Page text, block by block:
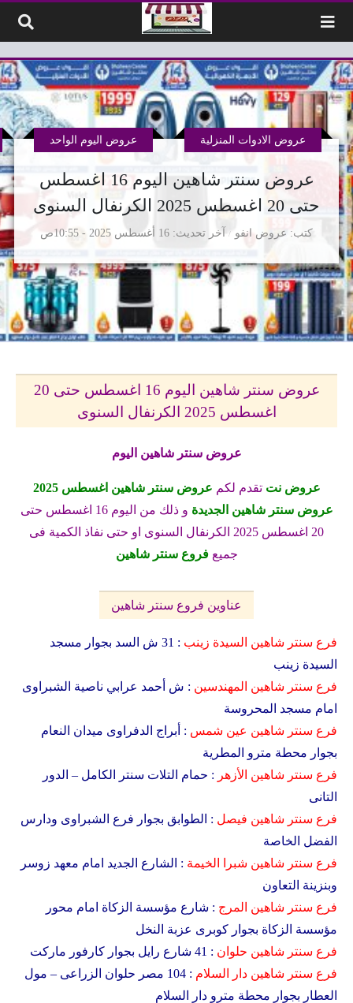
عروض سنتر شاهين اليوم 16 اغسطس
حتى 20 اغسطس 2025 الكرنفال السنوى
كتب عروض انفو
عروض الادوات المنزلية عروض اليوم الواحد
آخر تحديث 16 أغسطس 2025 - 10:55ص
عروض سنتر شاهين اليوم 16 اغسطس حتى 20
اغسطس 2025 الكرنفال السنوى
عروض سنتر شاهين اليوم
عروض نت تقدم لكم عروض سنتر شاهين اغسطس 2025
عروض سنتر شاهين الجديدة
و ذلك من اليوم 16 اغسطس حتى
20 اغسطس 2025 الكرنفال السنوى او حتى نفاذ الكمية فى
جميعفروع سنتر شاهين
عناوين فروع سنتر شاهين
فرع سنتر شاهين السيدة زينب
: 31 ش السد بجوار مسجد
السيدة زينب
فرع سنتر شاهين المهندسين : ش أحمد عرابي ناصية الشبراوى
امام مسجد المحروسة
فرع سنتر شاهين عين شمس : أبراج الدفراوى ميدان النعام
بجوار محطة مترو المطرية
فرع سنتر شاهين الأزهر : حمام التلات سنتر الكامل – الدور
التانى
فرع سنتر شاهين فيصل : الطوابق بجوار فرع الشبراوى ودارس
الفضل الخاصة
فرع سنتر شاهين شبرا الخيمة : الشارع الجديد امام معهد زوسر
وبنزينة التعاون
فرع سنتر شاهين المرج : شارع مؤسسة الزكاة امام محور
مؤسسة الزكاة بجوار كوبرى عزبة النخل
فرع سنتر شاهين حلوان : 41 شارع رايل بجوار كارفور ماركت
فرع سنتر شاهين دار السلام
: 104 مصر حلوان الزراعى – مول
العطار بجوار محطة مترو دار السلام